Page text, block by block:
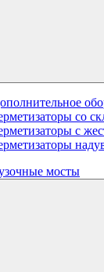
со
с
мосты